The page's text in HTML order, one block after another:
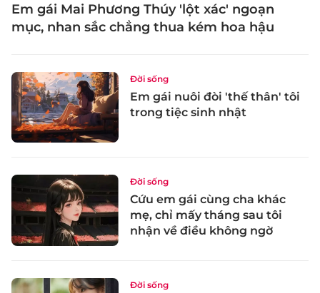
Em gái Mai Phương Thúy 'lột xác' ngoạn
mục, nhan sắc chẳng thua kém hoa hậu
Đời sống
Em gái nuôi đòi 'thế thân' tôi
trong tiệc sinh nhật
Đời sống
Cứu em gái cùng cha khác
mẹ, chỉ mấy tháng sau tôi
nhận về điều không ngờ
Đời sống